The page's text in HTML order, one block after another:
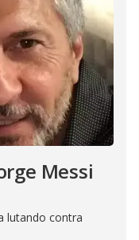
Messi
lutando contra